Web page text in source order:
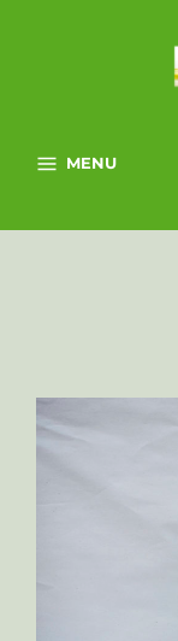
MENU